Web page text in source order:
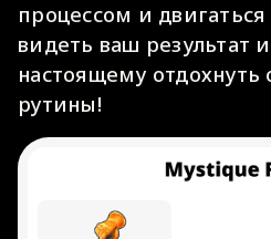
процессом и
видеть ваш результат
настоящему
рутины!